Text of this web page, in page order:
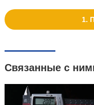
Связанные с